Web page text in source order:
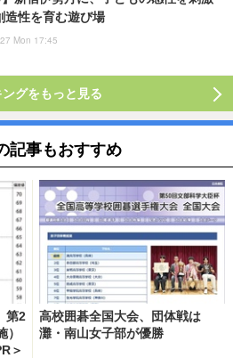
造性を育む遊び場
Mon 17:45
ングをもっと見る
記事もおすすめ
第2
＞
高校囲碁全国大会、団体戦は
灘・南山女子部が優勝